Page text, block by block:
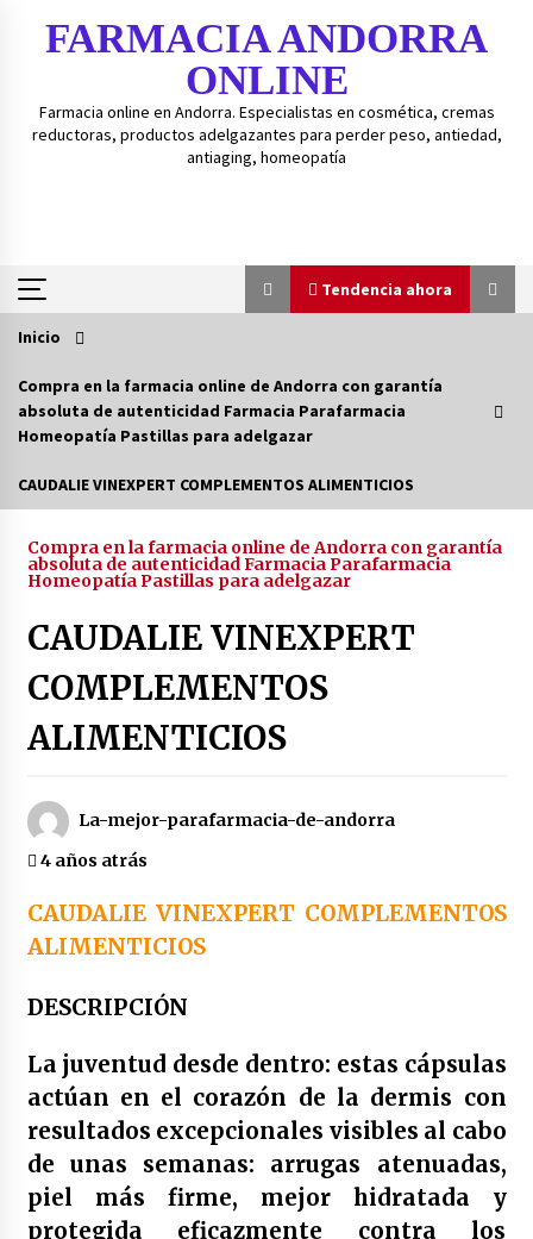
FARMACIA ANDORRA
ONLINE
Farmacia online en Andorra. Especialistas en cosmética, cremas
reductoras, productos adelgazantes para perder peso, antiedad,
antiaging, homeopatía
Tendencia ahora
Tendencia ahora
medicamentos homeopáticos BOIRON.
4 años atrás
Enjuague bucal rojo de botot | 250 ml
Enjuague bucal color verde botot | 250 ml
4 años atrás
Duplo colutorio blanqueante bexident isdin |
500 ml x 2
4 años atrás
Duplo anticaries colutorio con cpc bexident
isdin | 500 ml x 2
4 años atrás
Inicio
Compra en la farmacia online de Andorra con garantía
absoluta de autenticidad Farmacia Parafarmacia
Homeopatía Pastillas para adelgazar
CAUDALIE VINEXPERT COMPLEMENTOS ALIMENTICIOS
Compra en la farmacia online de Andorra con garantía
absoluta de autenticidad Farmacia Parafarmacia
Homeopatía Pastillas para adelgazar
CAUDALIE VINEXPERT
COMPLEMENTOS
ALIMENTICIOS
La-mejor-parafarmacia-de-andorra
4 años atrás
CAUDALIE VINEXPERT COMPLEMENTOS
ALIMENTICIOS
DESCRIPCIÓN
La juventud desde dentro: estas cápsulas
actúan en el corazón de la dermis con
resultados excepcionales visibles al cabo
de unas semanas: arrugas atenuadas,
piel más firme, mejor hidratada y
protegida eficazmente contra los